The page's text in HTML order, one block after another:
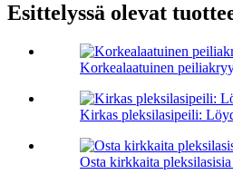
Esittelyssä olevat
Korkealaatuinen
Kirkas pleksilasipeili:
Osta kirkkaita